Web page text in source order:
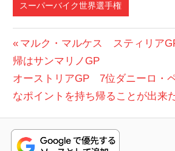
スーパーバイク世界選手権
投
稿
ナ
ビ
ゲ
前
の
投
稿:
マルク・マルケス スティリア
帰はサンマリノGP
次
の
稿:
オーストリアGP 7位ダニーロ・
なポイントを持ち帰ることが出来た